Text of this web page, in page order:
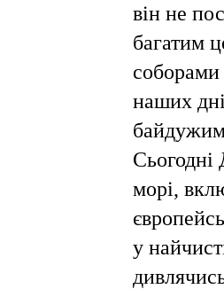
він не
багатим
соборами
наших
морі,
у